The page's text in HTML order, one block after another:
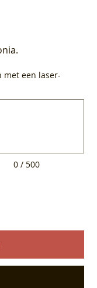
een laser-
0 / 500